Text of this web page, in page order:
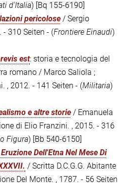
d'Italia) [Bq 155-6190]
pericolose / Sergio
- 310 Seiten - (Frontiere Einaudi)
est: storia e tecnologia del
romano / Marco Saliola ;
, 2012. - 141 Seiten - (Militaria)
e altre storie / Emanuela
di Elio Franzini. , 2015. - 316
Figura) [Bb 540-6150]
Dell'Etna Nel Mese Di
/ Scritta D.C.G.G. Abitante
Del Monte. , 1787. - 56 Seiten